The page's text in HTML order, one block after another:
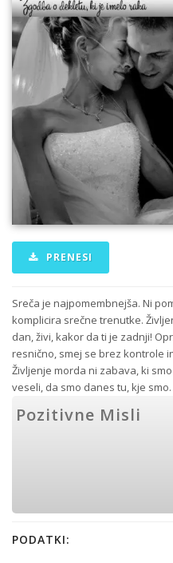
PRENESI
Sreča je najpomembnejša. Ni
komplicira srečne trenutke.
dan, živi, kakor da ti je zadnji!
resnično, smej se brez kontrole
Življenje morda ni zabava, ki
veseli, da smo danes tu, kje smo.
Pozitivne Misli
PODATKI: